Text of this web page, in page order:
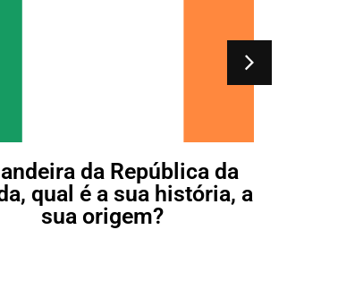
da República da
qual é a sua história, a
sua origem?